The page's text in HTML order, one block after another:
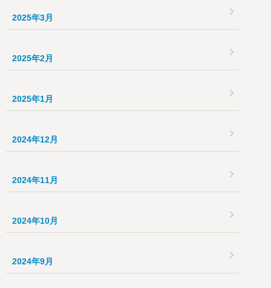
2025年3月
2025年2月
2025年1月
2024年12月
2024年11月
2024年10月
2024年9月